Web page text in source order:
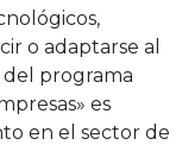
o adaptarse al
programa
es
en el sector de